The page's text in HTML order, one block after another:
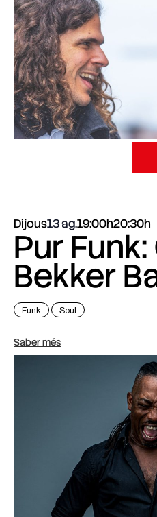
Dijous13 ag.19:00h20:30h
Pur
Bekker
Funk Soul
Saber més